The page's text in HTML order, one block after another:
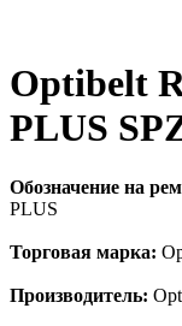
Optibelt
PLUS
Обозначение на
PLUS
Торговая марка:
Производитель: